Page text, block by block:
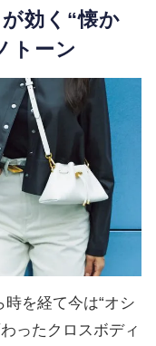
効く“懐か
トーン
時を経て今は“オシ
ったクロスボディ